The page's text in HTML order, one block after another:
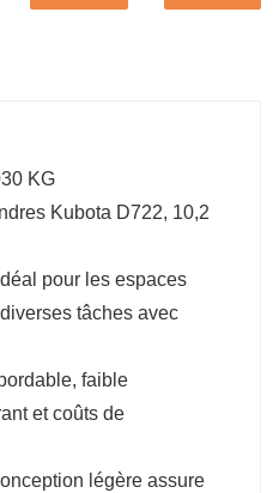
à vos besoins et
pendant la période de
publicité pour vous
en charge les
et les marques de
KG
Kubota D722, 10,2
pour les espaces
tâches avec
faible
et coûts de
légère assure